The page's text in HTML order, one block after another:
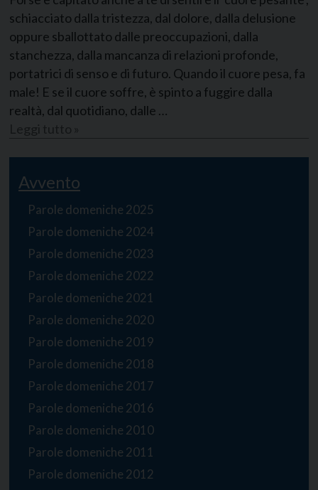
schiacciato dalla tristezza, dal dolore, dalla delusione
oppure sballottato dalle preoccupazioni, dalla
stanchezza, dalla mancanza di relazioni profonde,
portatrici di senso e di futuro. Quando il cuore pesa, fa
male! E se il cuore soffre, è spinto a fuggire dalla
realtà, dal quotidiano, dalle …
Avvento
Parole domeniche 2025
Parole domeniche 2024
Parole domeniche 2023
Parole domeniche 2022
Parole domeniche 2021
Parole domeniche 2020
Parole domeniche 2019
Parole domeniche 2018
Parole domeniche 2017
Parole domeniche 2016
Parole domeniche 2010
Parole domeniche 2011
Parole domeniche 2012